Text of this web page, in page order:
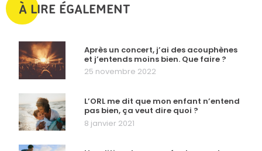
À LIRE ÉGALEMENT
Après un concert, j’ai des acouphènes
et j’entends moins bien. Que faire ?
25 novembre 2022
L’ORL me dit que mon enfant n’entend
pas bien, ça veut dire quoi ?
8 janvier 2021